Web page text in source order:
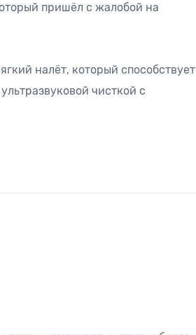
пришёл с жалобой на
налёт, который способствует
чисткой с